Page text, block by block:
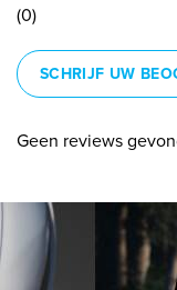
(0)
SCHRIJF UW
Geen reviews